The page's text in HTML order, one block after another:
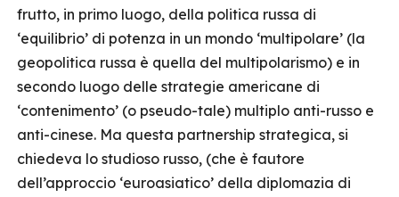
frutto, in primo luogo, della politica russa di
‘equilibrio’ di potenza in un mondo ‘multipolare’ (la
geopolitica russa è quella del multipolarismo) e in
secondo luogo delle strategie americane di
‘contenimento’ (o pseudo-tale) multiplo anti-russo e
anti-cinese. Ma questa partnership strategica, si
chiedeva lo studioso russo, (che è fautore
dell’approccio ‘euroasiatico’ della diplomazia di